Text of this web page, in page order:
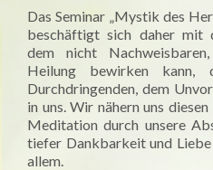
Das Seminar „Mystik des
beschäftigt sich daher mit
dem nicht
Heilung bewirken kann,
Durchdringenden, dem
in uns. Wir nähern uns
Meditation durch unsere
tiefer Dankbarkeit und Liebe
allem.